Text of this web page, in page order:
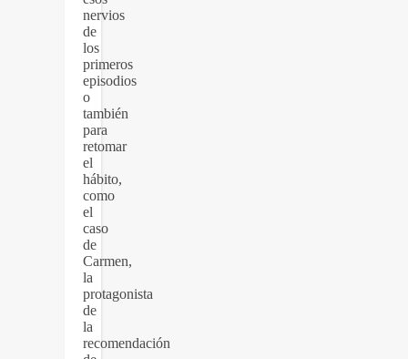
nervios
de
los
primeros
episodios
o
también
para
retomar
el
hábito,
como
el
caso
de
Carmen,
la
protagonista
de
la
recomendación